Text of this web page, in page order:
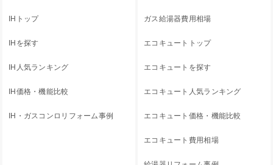
IHトップ
IHを探す
IH人気ランキング
IH価格・機能比較
IH・ガスコンロリフォーム事例
ガス給湯器費用相場
エコキュートトップ
エコキュートを探す
エコキュート人気ランキング
エコキュート価格・機能比較
エコキュート費用相場